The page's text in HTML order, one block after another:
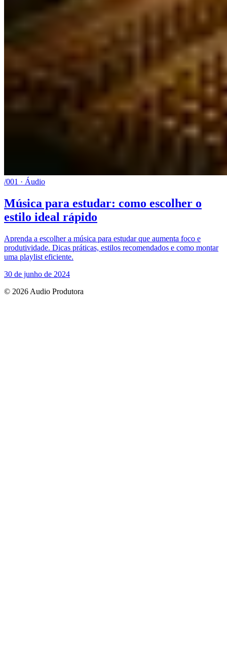
/001 · Áudio
Música para estudar: como escolher o
estilo ideal rápido
Aprenda a escolher a música para estudar que aumenta foco e
produtividade. Dicas práticas, estilos recomendados e como montar
uma playlist eficiente.
30 de junho de 2024
© 2026 Audio Produtora